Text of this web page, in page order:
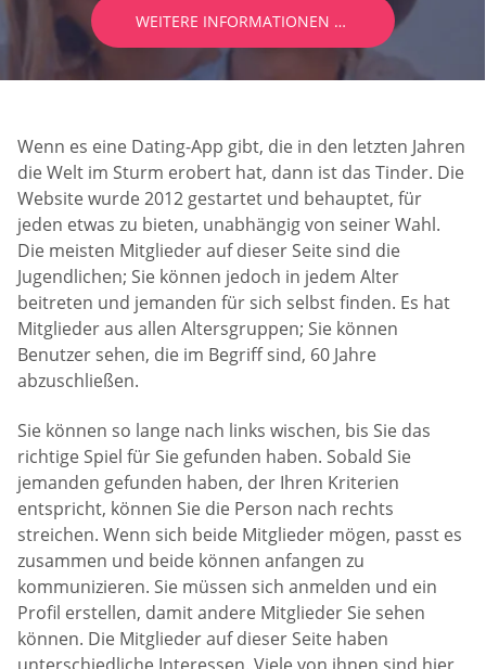
WEITERE INFORMATIONEN ERHALTEN
Wenn es eine Dating-App gibt, die in den letzten Jahren
die Welt im Sturm erobert hat, dann ist das Tinder. Die
Website wurde 2012 gestartet und behauptet, für
jeden etwas zu bieten, unabhängig von seiner Wahl.
Die meisten Mitglieder auf dieser Seite sind die
Jugendlichen; Sie können jedoch in jedem Alter
beitreten und jemanden für sich selbst finden. Es hat
Mitglieder aus allen Altersgruppen; Sie können
Benutzer sehen, die im Begriff sind, 60 Jahre
abzuschließen.
Sie können so lange nach links wischen, bis Sie das
richtige Spiel für Sie gefunden haben. Sobald Sie
jemanden gefunden haben, der Ihren Kriterien
entspricht, können Sie die Person nach rechts
streichen. Wenn sich beide Mitglieder mögen, passt es
zusammen und beide können anfangen zu
kommunizieren. Sie müssen sich anmelden und ein
Profil erstellen, damit andere Mitglieder Sie sehen
können. Die Mitglieder auf dieser Seite haben